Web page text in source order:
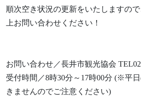
順次空き状況の更新をいたしますの
上お問い合わせください！
お問い合わせ／長井市観光協会
受付時間／8時30分～17時00分 (※平
きませんのでご注意ください)